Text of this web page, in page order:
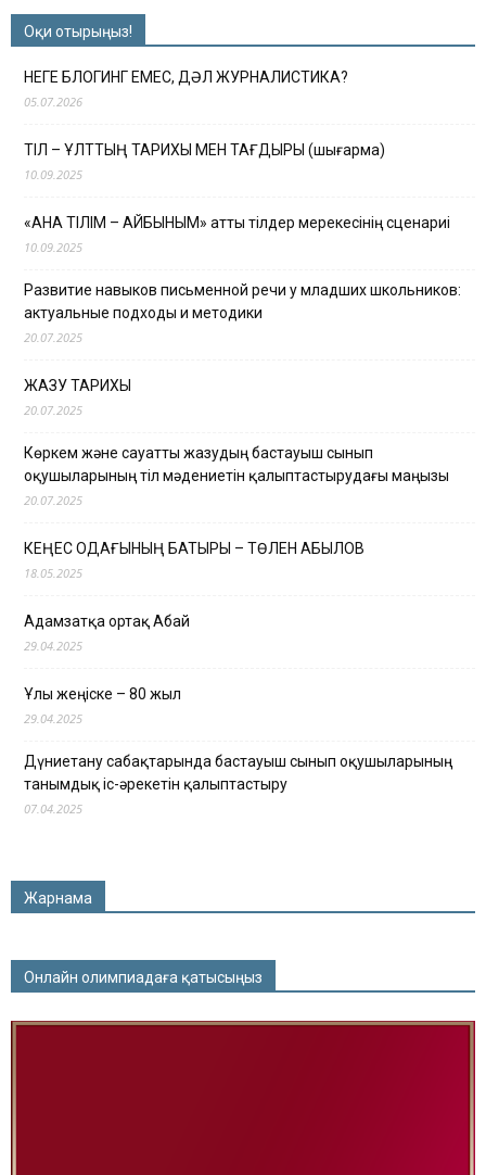
Оқи отырыңыз!
НЕГЕ БЛОГИНГ ЕМЕС, ДӘЛ ЖУРНАЛИСТИКА?
05.07.2026
ТІЛ – ҰЛТТЫҢ ТАРИХЫ МЕН ТАҒДЫРЫ (шығарма)
10.09.2025
«АНА ТІЛІМ – АЙБЫНЫМ» атты тілдер мерекесінің сценариі
10.09.2025
Развитие навыков письменной речи у младших школьников:
актуальные подходы и методики
20.07.2025
ЖАЗУ ТАРИХЫ
20.07.2025
Көркем және сауатты жазудың бастауыш сынып
оқушыларының тіл мәдениетін қалыптастырудағы маңызы
20.07.2025
КЕҢЕС ОДАҒЫНЫҢ БАТЫРЫ – ТӨЛЕН ҚАБЫЛОВ
18.05.2025
Адамзатқа ортақ Абай
29.04.2025
Ұлы жеңіске – 80 жыл
29.04.2025
Дүниетану сабақтарында бастауыш сынып оқушыларының
танымдық іс-әрекетін қалыптастыру
07.04.2025
Жарнама
Онлайн олимпиадаға қатысыңыз